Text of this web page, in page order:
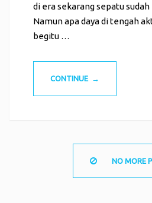
di era sekarang sepatu
Namun apa daya di tengah
begitu …
CONTINUE →
NO MORE